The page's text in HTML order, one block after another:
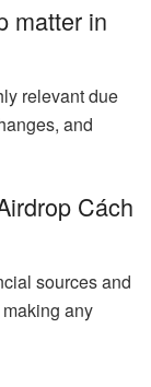
matter in
relevant due
and
Cách
sources and
any